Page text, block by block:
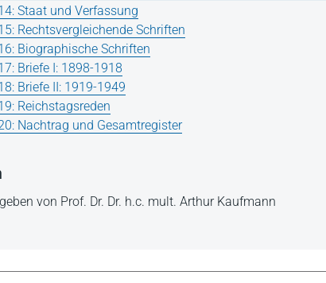
Staat und Verfassung
Rechtsvergleichende Schriften
Biographische Schriften
Briefe I: 1898-1918
Briefe II: 1919-1949
Reichstagsreden
Nachtrag und Gesamtregister
von Prof. Dr. Dr. h.c. mult. Arthur Kaufmann